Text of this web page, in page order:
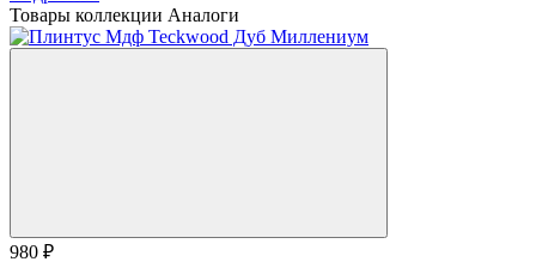
Товары коллекции Аналоги
980 ₽